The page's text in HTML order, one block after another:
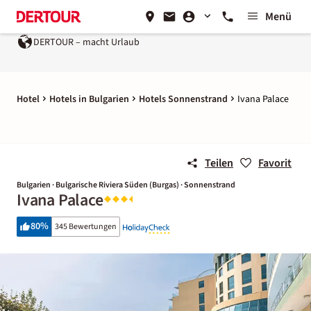
Menü
Urlaub Ein Unternehmen der
Hotel Hotels in Bulgarien Hotels Sonnenstrand Ivana Palace
Teilen Favorit
Bulgarien · Bulgarische Riviera Süden (Burgas) · Sonnenstrand
Ivana Palace
80% 345 Bewertungen